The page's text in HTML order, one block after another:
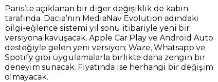
Paris’te açıklanan bir diğer değişiklik de kabin
tarafında. Dacia’nın MediaNav Evolution adındaki
bilgi-eğlence sistemi yıl sonu itibariyle yeni bir
versiyona kavuşacak. Apple Car Play ve Android Auto
desteğiyle gelen yeni versiyon; Waze, Whatsapp ve
Spotify gibi uygulamalarla birlikte daha zengin bir
deneyim sunacak. Fiyatında ise herhangi bir değişim
olmayacak.